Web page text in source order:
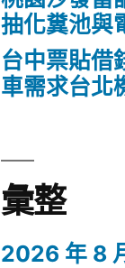
抽化糞池與
台中票貼借
車需求台北
彙整
2026 年 8